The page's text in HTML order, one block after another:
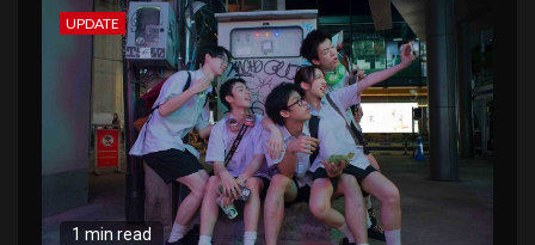
UPDATE
1 min read